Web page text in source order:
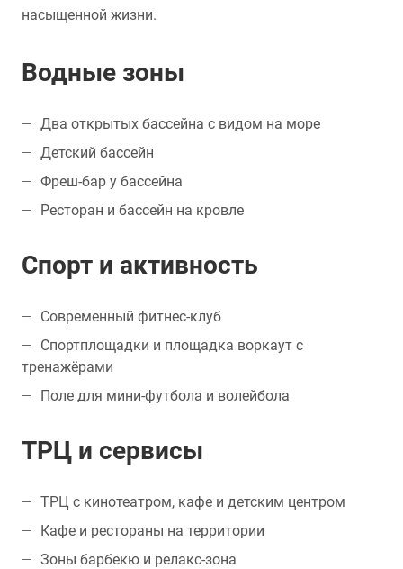
насыщенной жизни.
Водные зоны
Два открытых бассейна с видом на море
Детский бассейн
Фреш-бар у бассейна
Ресторан и бассейн на кровле
Спорт и активность
Современный фитнес-клуб
Спортплощадки и площадка воркаут с
тренажёрами
Поле для мини-футбола и волейбола
ТРЦ и сервисы
ТРЦ с кинотеатром, кафе и детским центром
Кафе и рестораны на территории
Зоны барбекю и релакс-зона